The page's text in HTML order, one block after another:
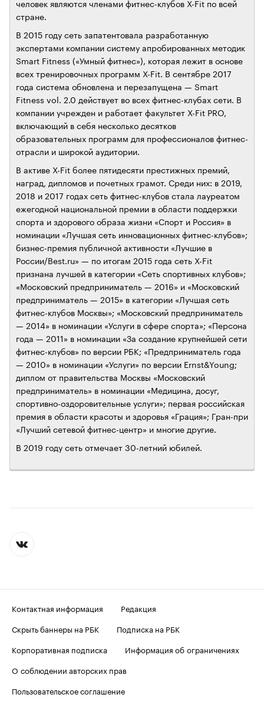
человек являются членами фитнес-клубов X-Fit по всей
стране.
В 2015 году сеть запатентовала разработанную
экспертами компании систему апробированных методик
Smart Fitness («Умный фитнес»), которая лежит в основе
всех тренировочных программ X-Fit. В сентябре 2017
года система обновлена и перезапущена — Smart
Fitness vol. 2.0 действует во всех фитнес-клубах сети. В
компании учрежден и работает факультет X-Fit PRO,
включающий в себя несколько десятков
образовательных программ для профессионалов фитнес-
отрасли и широкой аудитории.
В активе X-Fit более пятидесяти престижных премий,
наград, дипломов и почетных грамот. Среди них: в 2019,
2018 и 2017 годах сеть фитнес-клубов стала лауреатом
ежегодной национальной премии в области поддержки
спорта и здорового образа жизни «Спорт и Россия» в
номинации «Лучшая сеть инновационных фитнес-клубов»;
бизнес-премия публичной активности «Лучшие в
России/Best.ru» — по итогам 2015 года сеть X-Fit
признана лучшей в категории «Сеть спортивных клубов»;
«Московский предприниматель — 2016» и «Московский
предприниматель — 2015» в категории «Лучшая сеть
фитнес-клубов Москвы»; «Московский предприниматель
— 2014» в номинации «Услуги в сфере спорта»; «Персона
года — 2011» в номинации «За создание крупнейшей сети
фитнес-клубов» по версии РБК; «Предприниматель года
— 2010» в номинации «Услуги» по версии Ernst&Young;
диплом от правительства Москвы «Московский
предприниматель» в номинации «Медицина, досуг,
спортивно-оздоровительные услуги»; первая российская
премия в области красоты и здоровья «Грация»; Гран-при
«Лучший сетевой фитнес-центр» и многие другие.
В 2019 году сеть отмечает 30-летний юбилей.
Контактная информация
Редакция
Скрыть баннеры на РБК
Подписка на РБК
Корпоративная подписка
Информация об ограничениях
О соблюдении авторских прав
Пользовательское соглашение